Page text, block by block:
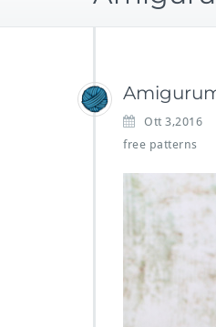
Ott 3,2016
free patterns